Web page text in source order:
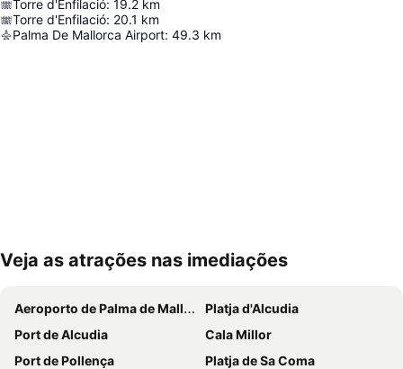
Torre d'Enfilació: 19.2 km
Torre d'Enfilació: 20.1 km
Palma De Mallorca Airport: 49.3 km
Ampliar mapa
Veja as atrações nas imediações
Aeroporto de Palma de Mallorca
Platja d'Alcudia
Port de Alcudia
Cala Millor
Port de Pollença
Platja de Sa Coma